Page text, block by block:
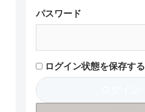
パスワード
ログイン状態を保存する